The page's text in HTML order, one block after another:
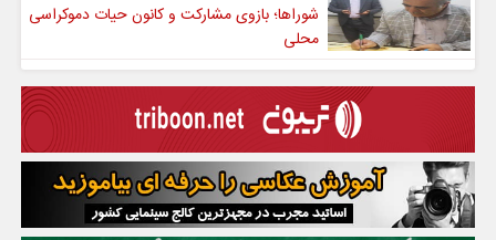
شوراها؛ بازوی مشارکت و کانون حیات دموکراسی
محلی